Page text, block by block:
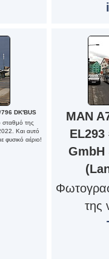
DK'BUS
σταθμό της
Και αυτό
φυσικό αέριο!
MAN
GmbH
της